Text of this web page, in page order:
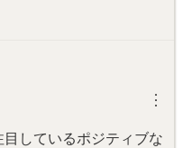
︙
しているポジティブな